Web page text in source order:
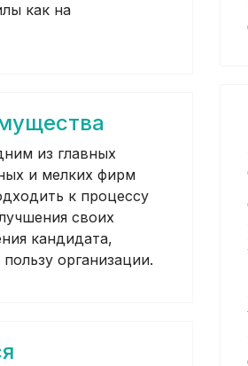
как на
из главных
и мелких фирм
к процессу
своих
кандидата,
организации.